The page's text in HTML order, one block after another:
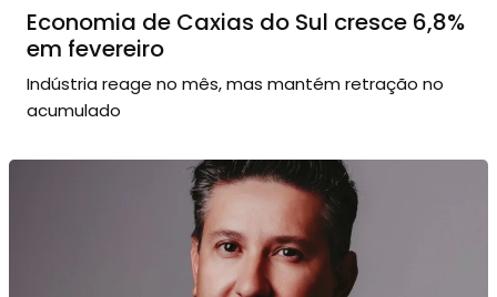
Economia de Caxias do Sul cresce 6,8%
em fevereiro
Indústria reage no mês, mas mantém retração no
acumulado